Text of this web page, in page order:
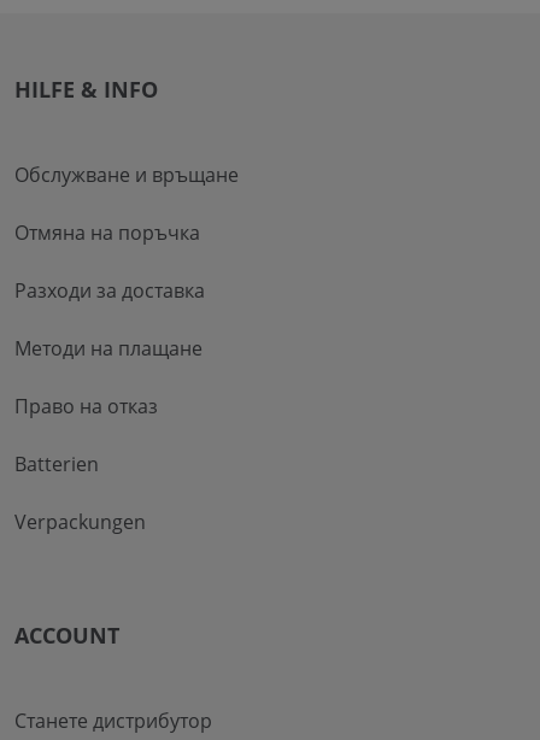
HILFE & INFO
Обслужване и връщане
Отмяна на поръчка
Разходи за доставка
Методи на плащане
Право на отказ
Batterien
Verpackungen
ACCOUNT
Станете дистрибутор